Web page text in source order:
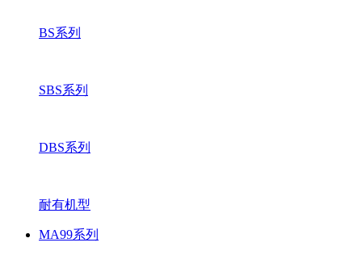
BS系列
SBS系列
DBS系列
耐有机型
MA99系列